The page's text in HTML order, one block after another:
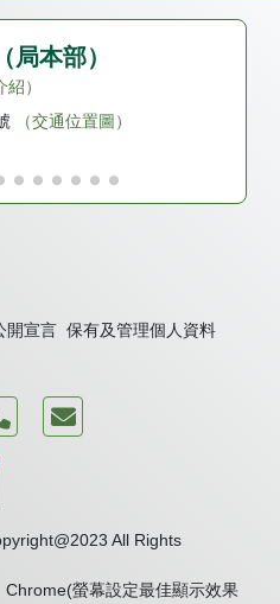
局本部）
紹）
（交通位置圖）
開宣言 保有及管理個人資料
通局 新聞頻道
府永華市政中心
話 我要發表意見
All Rights
螢幕設定最佳顯示效果